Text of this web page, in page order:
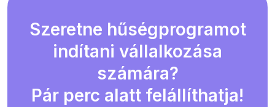
Szeretne hűségprogramot
indítani vállalkozása
számára?
Pár perc alatt felállíthatja!